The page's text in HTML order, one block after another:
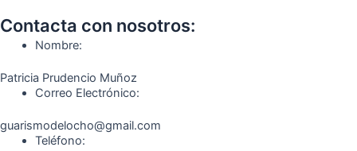
o
o
g
m
r
Contacta con nosotros:
Nombre:
Patricia Prudencio Muñoz
Correo Electrónico:
guarismodelocho@gmail.com
Teléfono: